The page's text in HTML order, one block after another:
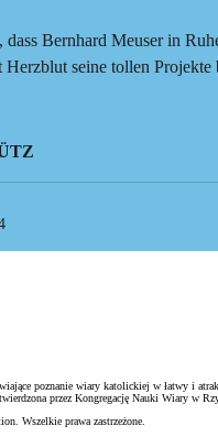
dass Bernhard Meuser in
seine tollen Projekte
poznanie wiary katolickiej w łatwy i
przez Kongregację Nauki Wiary w
Wszelkie prawa zastrzeżone.